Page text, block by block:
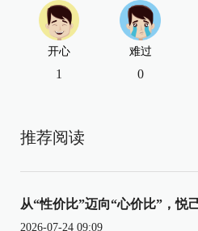
开心
1
难过
0
推荐阅读
从“性价比”迈向“心价比”，悦
2026-07-24 09:09